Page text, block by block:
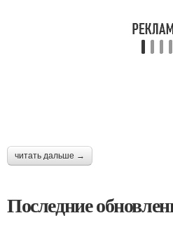
читать дальше →
Последние